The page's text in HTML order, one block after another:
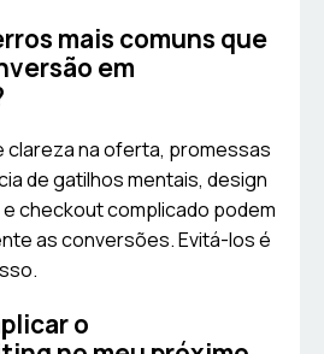
mais comuns que
em
clareza na oferta, promessas
de gatilhos mentais, design
checkout complicado podem
as conversões. Evitá-los é
o